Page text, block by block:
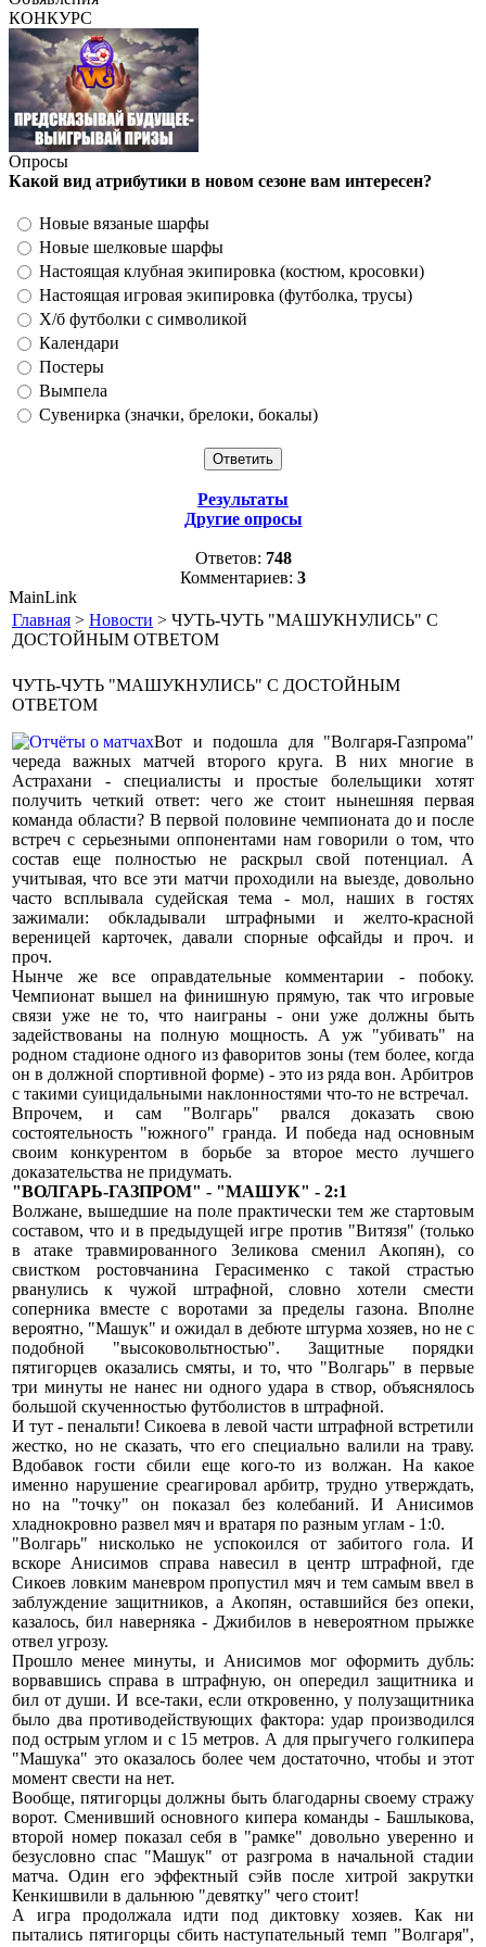
КОНКУРС
Опросы
Какой вид атрибутики в новом сезоне вам интересен?
Новые вязаные шарфы
Новые шелковые шарфы
Настоящая клубная экипировка (костюм, кросовки)
Настоящая игровая экипировка (футболка, трусы)
Х/б футболки с символикой
Календари
Постеры
Вымпела
Сувенирка (значки, брелоки, бокалы)
Результаты
Другие опросы
Ответов: 748
Комментариев: 3
MainLink
Главная > Новости > ЧУТЬ-ЧУТЬ "МАШУКНУЛИСЬ" С
ДОСТОЙНЫМ ОТВЕТОМ
ЧУТЬ-ЧУТЬ "МАШУКНУЛИСЬ" С ДОСТОЙНЫМ
ОТВЕТОМ
Вот и подошла для "Волгаря-Газпрома"
череда важных матчей второго круга. В них многие в
Астрахани - специалисты и простые болельщики хотят
получить четкий ответ: чего же стоит нынешняя первая
команда области? В первой половине чемпионата до и после
встреч с серьезными оппонентами нам говорили о том, что
состав еще полностью не раскрыл свой потенциал. А
учитывая, что все эти матчи проходили на выезде, довольно
часто всплывала судейская тема - мол, наших в гостях
зажимали: обкладывали штрафными и желто-красной
вереницей карточек, давали спорные офсайды и проч. и
проч.
Нынче же все оправдательные комментарии - побоку.
Чемпионат вышел на финишную прямую, так что игровые
связи уже не то, что наиграны - они уже должны быть
задействованы на полную мощность. А уж "убивать" на
родном стадионе одного из фаворитов зоны (тем более, когда
он в должной спортивной форме) - это из ряда вон. Арбитров
с такими суицидальными наклонностями что-то не встречал.
Впрочем, и сам "Волгарь" рвался доказать свою
состоятельность "южного" гранда. И победа над основным
своим конкурентом в борьбе за второе место лучшего
доказательства не придумать.
"ВОЛГАРЬ-ГАЗПРОМ" - "МАШУК" - 2:1
Волжане, вышедшие на поле практически тем же стартовым
составом, что и в предыдущей игре против "Витязя" (только
в атаке травмированного Зеликова сменил Акопян), со
свистком ростовчанина Герасименко с такой страстью
рванулись к чужой штрафной, словно хотели смести
соперника вместе с воротами за пределы газона. Вполне
вероятно, "Машук" и ожидал в дебюте штурма хозяев, но не с
подобной "высоковольтностью". Защитные порядки
пятигорцев оказались смяты, и то, что "Волгарь" в первые
три минуты не нанес ни одного удара в створ, объяснялось
большой скученностью футболистов в штрафной.
И тут - пенальти! Сикоева в левой части штрафной встретили
жестко, но не сказать, что его специально валили на траву.
Вдобавок гости сбили еще кого-то из волжан. На какое
именно нарушение среагировал арбитр, трудно утверждать,
но на "точку" он показал без колебаний. И Анисимов
хладнокровно развел мяч и вратаря по разным углам - 1:0.
"Волгарь" нисколько не успокоился от забитого гола. И
вскоре Анисимов справа навесил в центр штрафной, где
Сикоев ловким маневром пропустил мяч и тем самым ввел в
заблуждение защитников, а Акопян, оставшийся без опеки,
казалось, бил наверняка - Джибилов в невероятном прыжке
отвел угрозу.
Прошло менее минуты, и Анисимов мог оформить дубль:
ворвавшись справа в штрафную, он опередил защитника и
бил от души. И все-таки, если откровенно, у полузащитника
было два противодействующих фактора: удар производился
под острым углом и с 15 метров. А для прыгучего голкипера
"Машука" это оказалось более чем достаточно, чтобы и этот
момент свести на нет.
Вообще, пятигорцы должны быть благодарны своему стражу
ворот. Сменивший основного кипера команды - Башлыкова,
второй номер показал себя в "рамке" довольно уверенно и
безусловно спас "Машук" от разгрома в начальной стадии
матча. Один его эффектный сэйв после хитрой закрутки
Кенкишвили в дальнюю "девятку" чего стоит!
А игра продолжала идти под диктовку хозяев. Как ни
пытались пятигорцы сбить наступательный темп "Волгаря",